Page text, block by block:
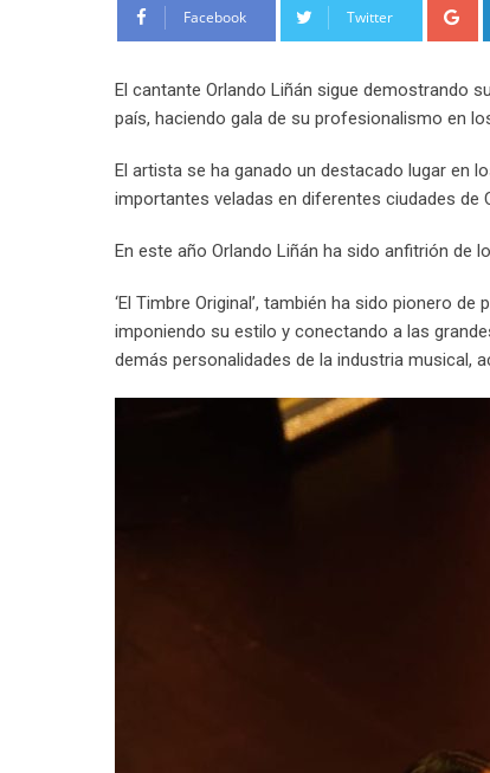
Facebook Twitter
El cantante Orlando Liñán sigue demostrando
país, haciendo gala de su profesionalismo en
El artista se ha ganado un destacado lugar en
importantes veladas en diferentes ciudades de
En este año Orlando Liñán ha sido anfitrión de
‘El Timbre Original’, también ha sido pionero
imponiendo su estilo y conectando a las
demás personalidades de la industria musical,